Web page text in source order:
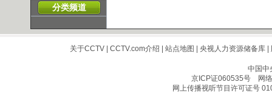
分类频道
关于CCTV| CCTV.com介绍 | 站点地图 | 央视人力资源储备库|
中国中
京ICP证060535号网络
网上传播视听节目许可证号